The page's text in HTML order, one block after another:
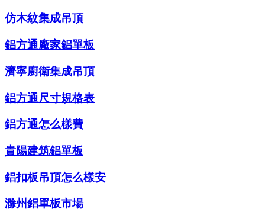
仿木紋集成吊頂
鋁方通廠家鋁單板
濟寧廚衛集成吊頂
鋁方通尺寸規格表
鋁方通怎么樣費
貴陽建筑鋁單板
鋁扣板吊頂怎么樣安
滁州鋁單板市場